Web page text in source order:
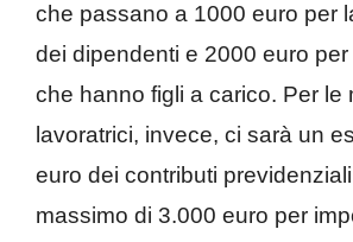
che passano a 1000 euro per
dei dipendenti e 2000 euro per
che hanno figli a carico. Per le
lavoratrici, invece, ci sarà un
euro dei contributi
massimo di 3.000 euro per